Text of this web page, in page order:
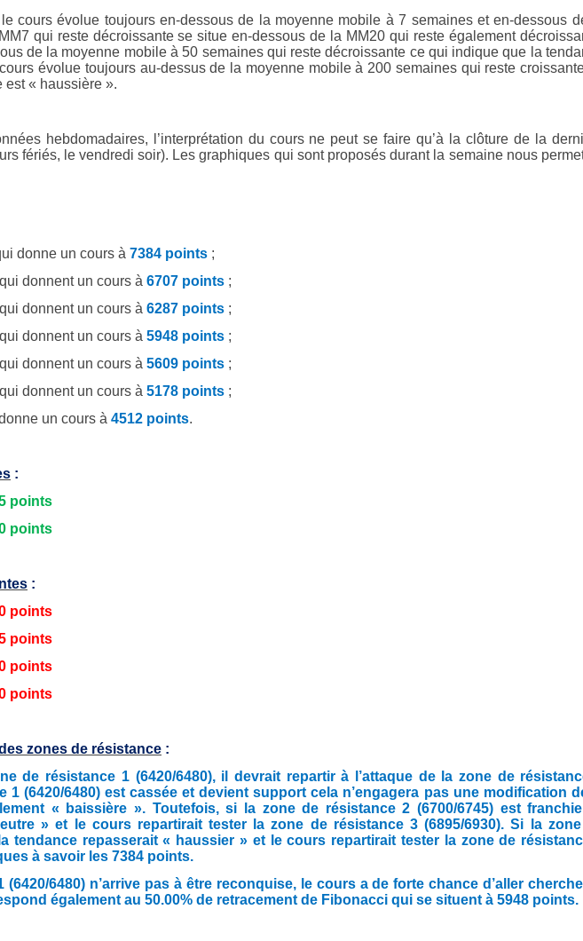
cours évolue toujours en-dessous de la moyenne mobile à 7 semaines et en-dessous
qui reste décroissante se situe en-dessous de la MM20 qui reste également
de la moyenne mobile à 50 semaines qui reste décroissante ce qui indique que la
évolue toujours au-dessus de la moyenne mobile à 200 semaines qui reste
« haussière ».
hebdomadaires, l’interprétation du cours ne peut se faire qu’à la clôture de la
fériés, le vendredi soir). Les graphiques qui sont proposés durant la semaine nous
donne un cours à 7384 points ;
donnent un cours à 6707 points ;
donnent un cours à 6287 points ;
donnent un cours à 5948 points ;
donnent un cours à 5609 points ;
donnent un cours à 5178 points ;
un cours à 4512 points.
:
points
points
:
points
points
points
points
zones de résistance :
de résistance 1 (6420/6480), il devrait repartir à l’attaque de la zone de
1 (6420/6480) est cassée et devient support cela n’engagera pas une modification
« baissière ». Toutefois, si la zone de résistance 2 (6700/6745) est
» et le cours repartirait tester la zone de résistance 3 (6895/6930). Si la
tendance repasserait « haussier » et le cours repartirait tester la zone de
à savoir les 7384 points.
6480) n’arrive pas à être reconquise, le cours a de forte chance d’aller
également au 50.00% de retracement de Fibonacci qui se situent à 5948 points.